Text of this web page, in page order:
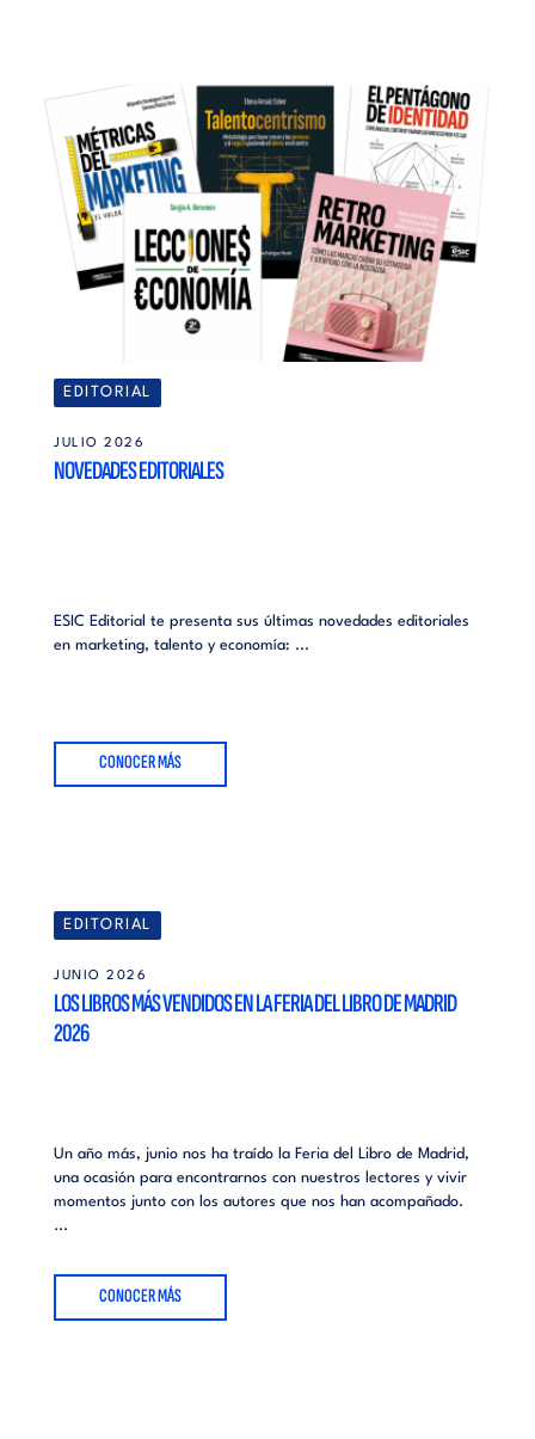
EDITORIAL
JULIO 2026
NOVEDADES EDITORIALES
ESIC Editorial te presenta sus últimas novedades editoriales
en marketing, talento y economía: ...
CONOCER MÁS
EDITORIAL
JUNIO 2026
LOS LIBROS MÁS VENDIDOS EN LA FERIA DEL LIBRO DE MADRID
2026
Un año más, junio nos ha traído la Feria del Libro de Madrid,
una ocasión para encontrarnos con nuestros lectores y vivir
momentos junto con los autores que nos han acompañado.
...
CONOCER MÁS